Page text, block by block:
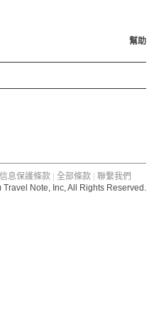
幫助
息保護條款 |全部條款 |聯繫我們
Travel Note, Inc, All Rights Reserved.